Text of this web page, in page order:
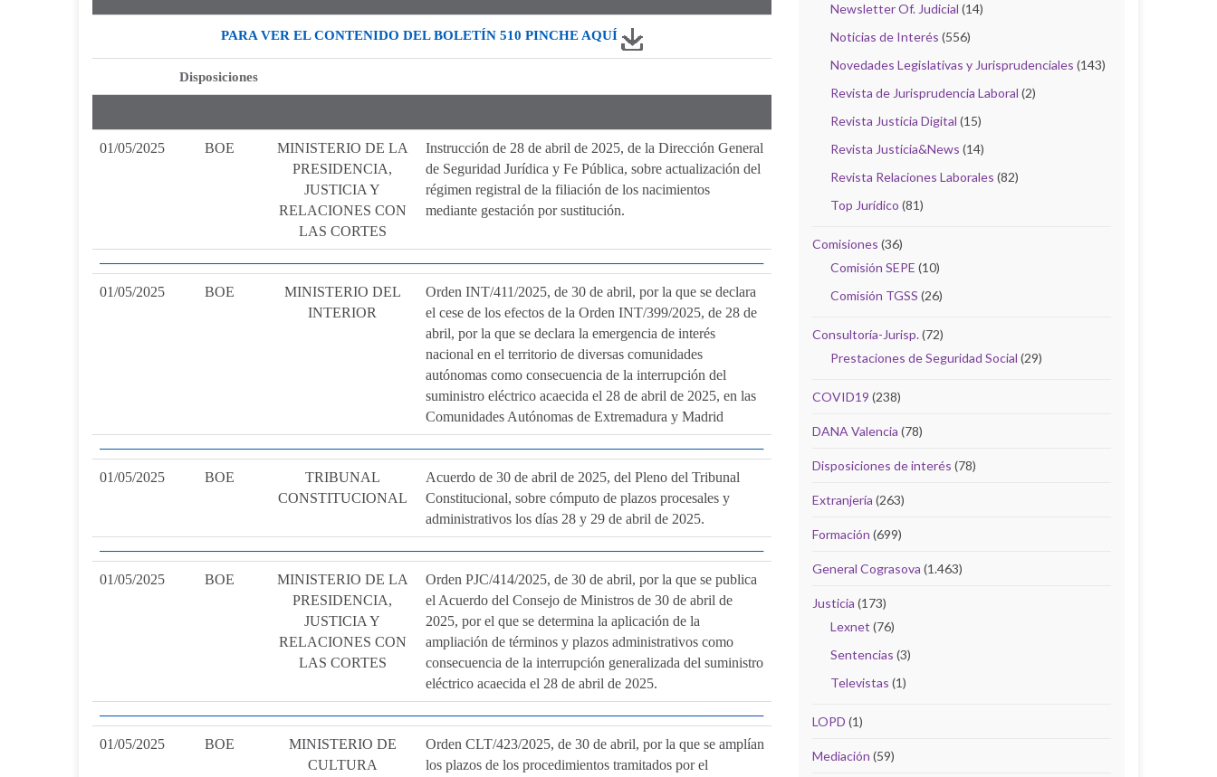
PARA VER EL CONTENIDO DEL BOLETÍN 510 PINCHE AQUÍ
Disposiciones
01/05/2025 BOE
MINISTERIO DE LA
PRESIDENCIA,
JUSTICIA Y
RELACIONES CON
LAS CORTES
Instrucción de 28 de abril de 2025, de la Dirección General
de Seguridad Jurídica y Fe Pública, sobre actualización del
régimen registral de la filiación de los nacimientos
mediante gestación por sustitución.
01/05/2025 BOE
MINISTERIO DEL
INTERIOR
Orden INT/411/2025, de 30 de abril, por la que se declara
el cese de los efectos de la Orden INT/399/2025, de 28 de
abril, por la que se declara la emergencia de interés
nacional en el territorio de diversas comunidades
autónomas como consecuencia de la interrupción del
suministro eléctrico acaecida el 28 de abril de 2025, en las
Comunidades Autónomas de Extremadura y Madrid
01/05/2025 BOE
TRIBUNAL
CONSTITUCIONAL
Acuerdo de 30 de abril de 2025, del Pleno del Tribunal
Constitucional, sobre cómputo de plazos procesales y
administrativos los días 28 y 29 de abril de 2025.
01/05/2025 BOE
MINISTERIO DE LA
PRESIDENCIA,
JUSTICIA Y
RELACIONES CON
LAS CORTES
Orden PJC/414/2025, de 30 de abril, por la que se publica
el Acuerdo del Consejo de Ministros de 30 de abril de
2025, por el que se determina la aplicación de la
ampliación de términos y plazos administrativos como
consecuencia de la interrupción generalizada del suministro
eléctrico acaecida el 28 de abril de 2025.
01/05/2025 BOE
MINISTERIO DE
CULTURA
Orden CLT/423/2025, de 30 de abril, por la que se amplían
los plazos de los procedimientos tramitados por el
Newsletter Of. Judicial (14)
Noticias de Interés (556)
Novedades Legislativas y Jurisprudenciales (143)
Revista de Jurisprudencia Laboral (2)
Revista Justicia Digital (15)
Revista Justicia&News (14)
Revista Relaciones Laborales (82)
Top Jurídico (81)
Comisiones (36)
Comisión SEPE (10)
Comisión TGSS (26)
Consultoría-Jurisp.(72)
Prestaciones de Seguridad Social (29)
COVID19 (238)
DANA Valencia (78)
Disposiciones de interés (78)
Extranjería (263)
Formación (699)
General Cograsova (1.463)
Justicia (173)
Lexnet (76)
Sentencias (3)
Televistas (1)
LOPD (1)
Mediación (59)